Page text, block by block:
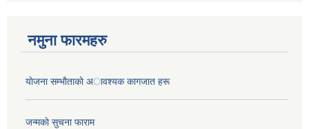
नमुना फारमहरु
याेजना सम्भाैताकाे अावश्यक कागजात हरू
जन्मकाे सुचना फाराम